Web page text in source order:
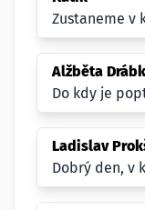
Zustaneme v
Alžběta
Do kdy je
Ladislav
Dobrý den, v